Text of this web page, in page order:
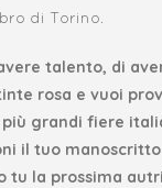
di Torino.
talento, di
rosa e vuoi
grandi fiere
il tuo manoscritto
tu la prossima